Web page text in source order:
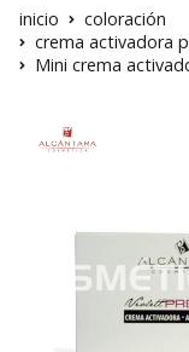
inicio
coloración
crema activadora
Mini crema